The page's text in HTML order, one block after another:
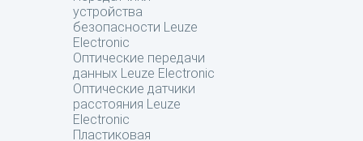
устройства
безопасности Leuze
Electronic
Оптические передачи
данных Leuze Electronic
Оптические датчики
расстояния Leuze
Electronic
Пластиковая